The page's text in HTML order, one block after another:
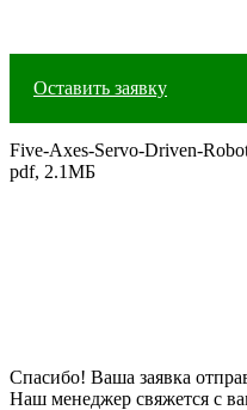
Оставить заявку
Five-Axes-Servo-Driven-
pdf, 2.1МБ
Спасибо! Ваша заявка
Наш менеджер свяжется с